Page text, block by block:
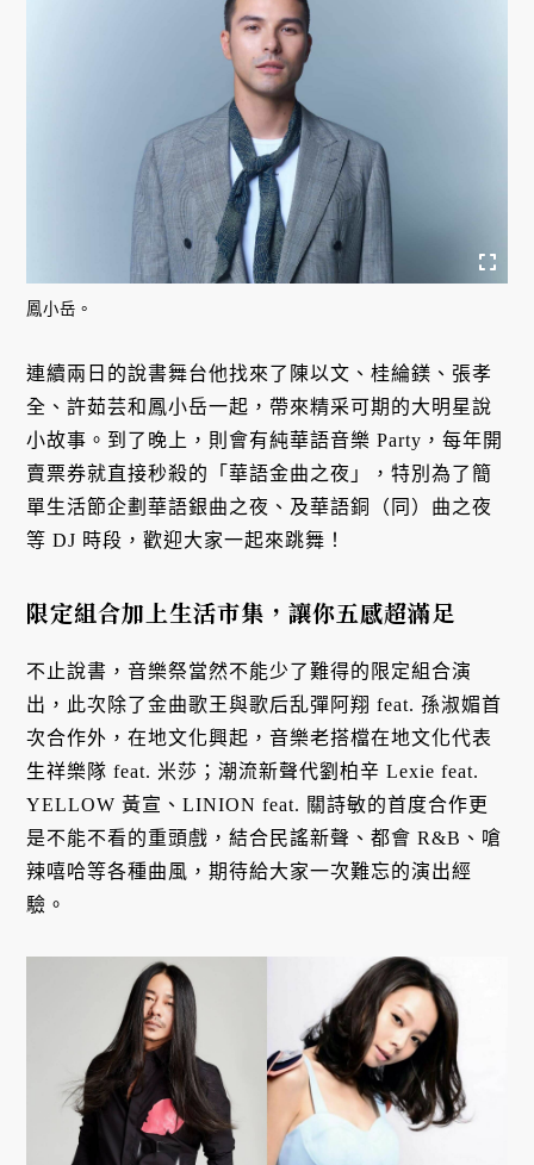
鳳小岳。
連續兩日的說書舞台他找來了陳以文、桂綸鎂、張孝
全、許茹芸和鳳小岳一起，帶來精采可期的大明星說
小故事。到了晚上，則會有純華語音樂 Party，每年開
賣票券就直接秒殺的「華語金曲之夜」，特別為了簡
單生活節企劃華語銀曲之夜、及華語銅（同）曲之夜
等 DJ 時段，歡迎大家一起來跳舞！
限定組合加上生活市集，讓你五感超滿足
不止說書，音樂祭當然不能少了難得的限定組合演
出，此次除了金曲歌王與歌后乱彈阿翔 feat. 孫淑媚首
次合作外，在地文化興起，音樂老搭檔在地文化代表
生祥樂隊 feat. 米莎；潮流新聲代劉柏辛 Lexie feat.
YELLOW 黃宣、LINION feat. 關詩敏的首度合作更
是不能不看的重頭戲，結合民謠新聲、都會 R&B、嗆
辣嘻哈等各種曲風，期待給大家一次難忘的演出經
驗。